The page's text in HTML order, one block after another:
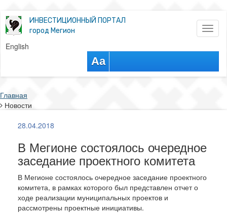
ИНВЕСТИЦИОННЫЙ ПОРТАЛ
город Мегион
English
Aa
Главная
Новости
28.04.2018
В Мегионе состоялось очередное
заседание проектного комитета
В Мегионе состоялось очередное заседание проектного
комитета, в рамках которого был представлен отчет о
ходе реализации муниципальных проектов и
рассмотрены проектные инициативы.